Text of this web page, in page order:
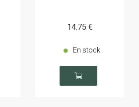
14.75 €
En stock